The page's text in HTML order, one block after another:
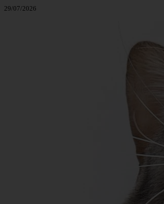
29/07/2026